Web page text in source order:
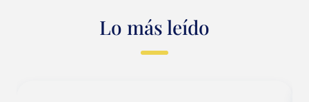
Lo más leído